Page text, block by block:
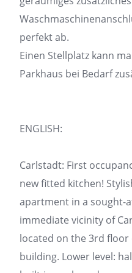
perfekt ab.
Einen Stellplatz kann
Parkhaus bei Bedarf
ENGLISH:
Carlstadt: First
new fitted kitchen!
apartment in a sought-
immediate vicinity of
located on the 3rd
building. Lower level: